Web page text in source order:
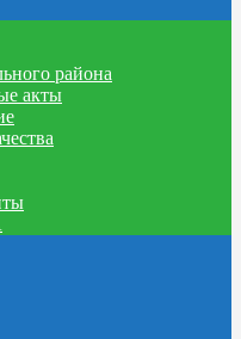
района
акты